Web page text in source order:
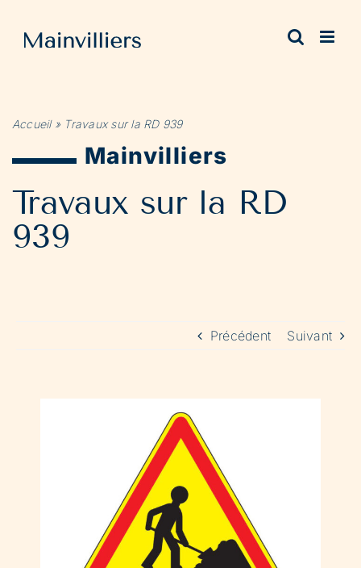
contenu
Accueil» Travaux sur la RD 939
Mainvilliers
Travaux sur la RD
939
Précédent Suivant